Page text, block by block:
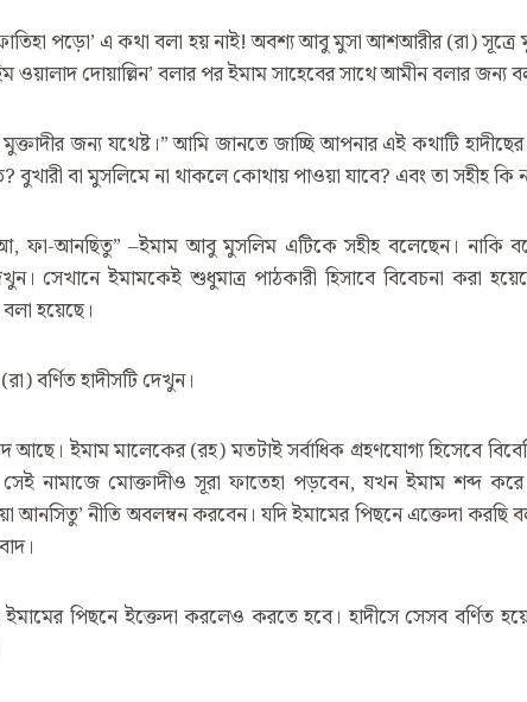
পড়ো’ এ কথা বলা হয় নাই! অবশ্য আবু মুসা আশআরীর (রা) সূত্রে
ওয়ালাদ দোয়াল্লিন’ বলার পর ইমাম সাহেবের সাথে আমীন বলার জন্য
মুক্তাদীর জন্য যথেষ্ট।” আমি জানতে জাচ্ছি আপনার এই কথাটি
বুখারী বা মুসলিমে না থাকলে কোথায় পাওয়া যাবে? এবং তা সহীহ কি
ফা-আনছিতু” –ইমাম আবু মুসলিম এটিকে সহীহ বলেছেন। নাকি
সেখানে ইমামকেই শুধুমাত্র পাঠকারী হিসাবে বিবেচনা করা
হয়েছে।
বর্ণিত হাদীসটি দেখুন।
আছে। ইমাম মালেকের (রহ) মতটাই সর্বাধিক গ্রহণযোগ্য হিসেবে
নামাজে মোক্তাদীও সূরা ফাতেহা পড়বেন, যখন ইমাম শব্দ
নীতি অবলম্বন করবেন। যদি ইমামের পিছনে এক্তেদা করছি
পিছনে ইক্তেদা করলেও করতে হবে। হাদীসে সেসব বর্ণিত